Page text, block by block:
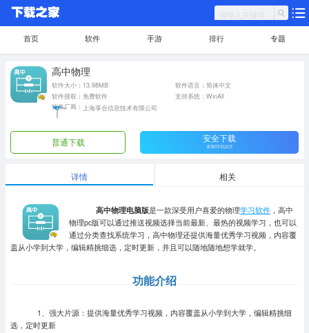
首页 软件 手游 排行 专题
高中物理
软件大小：13.98MB
软件语言：简体中文
软件授权：免费软件
支持系统：WinAll
软件厂商：
上海享合信息技术有限公司
普通下载 安全下载
需360手机助手
详情 相关
高中物理电脑版是一款深受用户喜爱的物理学习软件 ，高中
物理pc版可以通过推送视频选择当前最新、最热的视频学习，也可以
通过分类查找系统学习，高中物理还提供海量优秀学习视频，内容覆
盖从小学到大学，编辑精挑细选，定时更新，并且可以随地随地想学就学。
功能介绍
1、强大片源：提供海量优秀学习视频，内容覆盖从小学到大学，编辑精挑细
选，定时更新